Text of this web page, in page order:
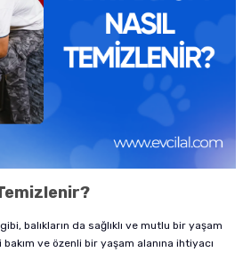
balıkların da sağlıklı ve mutlu bir yaşam
ve özenli bir yaşam alanına ihtiyacı